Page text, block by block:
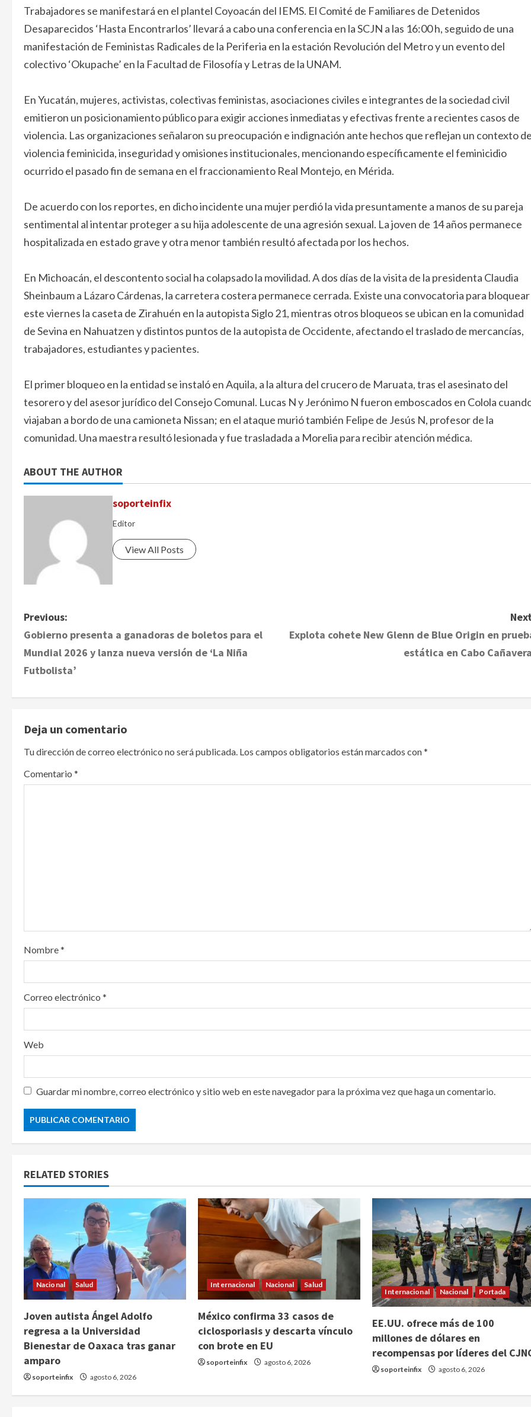
Trabajadores se manifestará en el plantel Coyoacán del IEMS. El Comité de Familiares de Detenidos
Desaparecidos ‘Hasta Encontrarlos’ llevará a cabo una conferencia en la SCJN a las 16:00 h, seguido de una
manifestación de Feministas Radicales de la Periferia en la estación Revolución del Metro y un evento del
colectivo ‘Okupache’ en la Facultad de Filosofía y Letras de la UNAM.
En Yucatán, mujeres, activistas, colectivas feministas, asociaciones civiles e integrantes de la sociedad civil
emitieron un posicionamiento público para exigir acciones inmediatas y efectivas frente a recientes casos de
violencia. Las organizaciones señalaron su preocupación e indignación ante hechos que reflejan un contexto
violencia feminicida, inseguridad y omisiones institucionales, mencionando específicamente el feminicidio
ocurrido el pasado fin de semana en el fraccionamiento Real Montejo, en Mérida.
De acuerdo con los reportes, en dicho incidente una mujer perdió la vida presuntamente a manos de su pareja
sentimental al intentar proteger a su hija adolescente de una agresión sexual. La joven de 14 años permanece
hospitalizada en estado grave y otra menor también resultó afectada por los hechos.
En Michoacán, el descontento social ha colapsado la movilidad. A dos días de la visita de la presidenta Claudia
Sheinbaum a Lázaro Cárdenas, la carretera costera permanece cerrada. Existe una convocatoria para bloquear
este viernes la caseta de Zirahuén en la autopista Siglo 21, mientras otros bloqueos se ubican en la comunidad
de Sevina en Nahuatzen y distintos puntos de la autopista de Occidente, afectando el traslado de mercancías,
trabajadores, estudiantes y pacientes.
El primer bloqueo en la entidad se instaló en Aquila, a la altura del crucero de Maruata, tras el asesinato del
tesorero y del asesor jurídico del Consejo Comunal. Lucas N y Jerónimo N fueron emboscados en Colola
viajaban a bordo de una camioneta Nissan; en el ataque murió también Felipe de Jesús N, profesor de la
comunidad. Una maestra resultó lesionada y fue trasladada a Morelia para recibir atención médica.
ABOUT THE AUTHOR
soporteinfix
Editor
View All Posts
P
o
s
t
n
a
v
n
Previous:
Gobierno presenta a ganadoras de boletos para el
Mundial 2026 y lanza nueva versión de ‘La Niña
Futbolista’
Explota cohete New Glenn de Blue Origin en
estática en Cabo
Deja un comentario
Tu dirección de correo electrónico no será publicada. Los campos obligatorios están marcados con*
Comentario *
Nombre*
Correo electrónico *
Web
Guardar mi nombre, correo electrónico y sitio web en este navegador para la próxima vez que haga un comentario.
RELATED STORIES
Nacional Salud
Joven autista Ángel Adolfo
regresa a la Universidad
Bienestar de Oaxaca tras ganar
amparo
soporteinfix agosto 6, 2026
Internacional Nacional Salud
México confirma 33 casos de
ciclosporiasis y descarta vínculo
con brote en EU
soporteinfix agosto 6, 2026
Internacional Nacional Portada
EE.UU. ofrece más de 100
millones de dólares en
recompensas por líderes del
soporteinfix agosto 6, 2026